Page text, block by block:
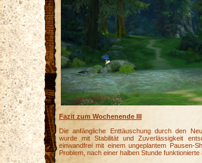
Fazit zum Wochenende III
Die anfängliche Enttäuschung durch den
wurde mit Stabilität und Zuverlässigkeit
einwandfrei mit einem ungeplantem Pausen-
Problem, nach einer halben Stunde funktionierte